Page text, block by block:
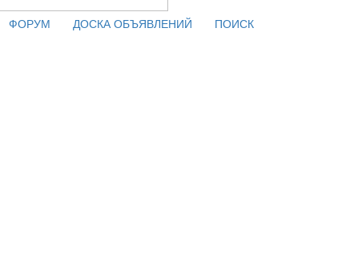
ФОРУМ ДОСКА ОБЪЯВЛЕНИЙ ПОИСК